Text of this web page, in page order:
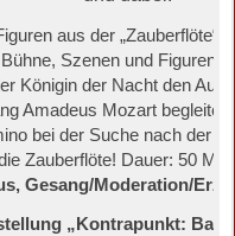
aus der „Zauberflöte“
Szenen und Figuren,
Königin der Nacht den
Amadeus Mozart
bei der Suche nach der
Zauberflöte! Dauer: 50
Gesang/Moderation/
„Kontrapunkt: